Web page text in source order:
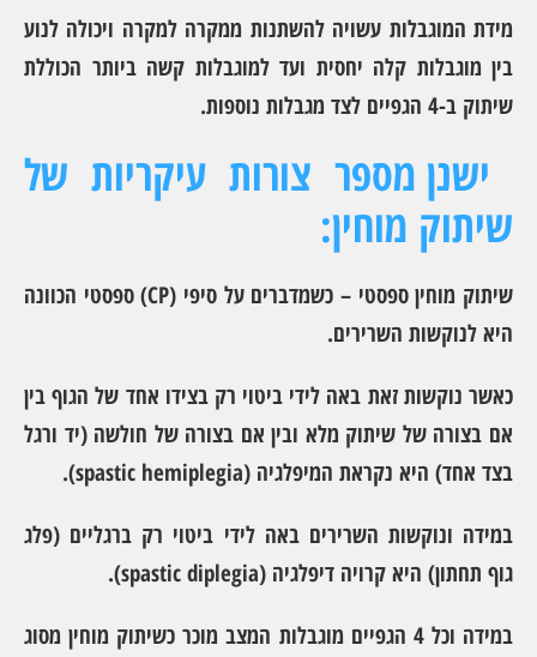
מידת המוגבלות עשויה להשתנות ממקרה למקרה ויכולה לנוע
בין מוגבלות קלה יחסית ועד למוגבלות קשה ביותר הכוללת
שיתוק ב-4 הגפיים לצד מגבלות נוספות.
ישנן מספר צורות עיקריות של
שיתוק מוחין:
שיתוק מוחין ספסטי
– כשמדברים על סיפי (CP) ספסטי הכוונה
היא לנוקשות השרירים.
כאשר נוקשות זאת באה לידי ביטוי רק בצידו אחד של הגוף בין
אם בצורה של שיתוק מלא ובין אם בצורה של חולשה (יד ורגל
בצד אחד) היא נקראת המיפלגיה (spastic hemiplegia).
במידה ונוקשות השרירים באה לידי ביטוי רק ברגליים (פלג
גוף תחתון) היא קרויה דיפלגיה (spastic diplegia).
במידה וכל 4 הגפיים מוגבלות המצב מוכר כשיתוק מוחין מסוג